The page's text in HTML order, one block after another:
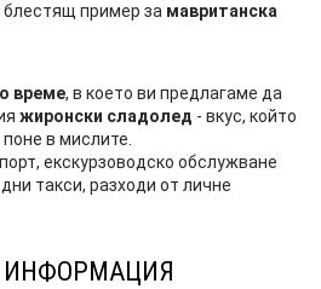
блестящ пример за мавританска
време, в което ви предлагаме да
жиронски сладолед - вкус, който
в мислите.
екскурзоводско обслужване
такси, разходи от личне